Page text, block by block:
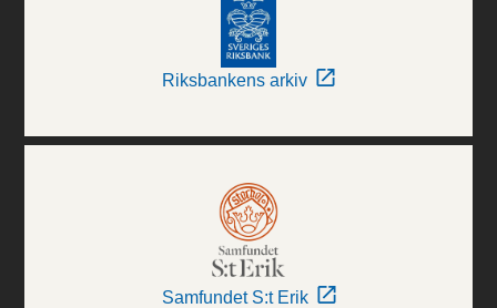
Riksbankens arkiv
Samfundet S:t Erik